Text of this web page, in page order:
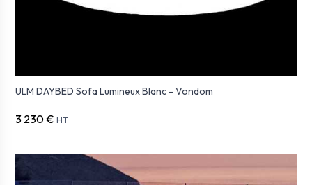
ULM DAYBED Sofa Lumineux Blanc - Vondom
3 230 € HT